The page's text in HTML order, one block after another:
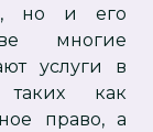
но и его
многие
услуги в
таких как
право, а